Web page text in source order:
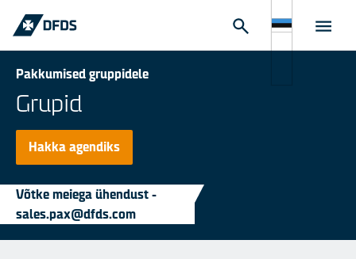
Pakkumised gruppidele
Grupid
Hakka agendiks
Võtke meiega ühendust -
sales.pax@dfds.com